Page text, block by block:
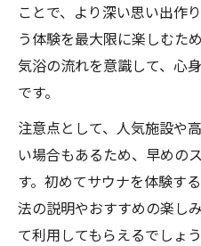
ことで、より深い思い出作
う体験を最大限に楽しむ
気浴の流れを意識して、心
です。
注意点として、人気施設や
い場合もあるため、早めの
す。初めてサウナを体験す
法の説明やおすすめの楽し
て利用してもらえるでしょう